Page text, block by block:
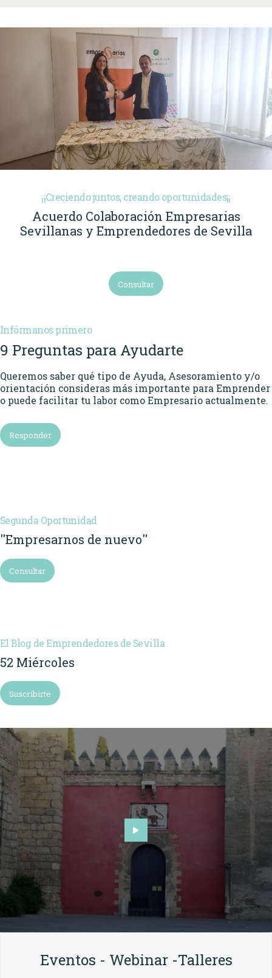
¡¡Creciendo juntos, creando oportunidades¡¡
Acuerdo Colaboración Empresarias
Sevillanas y Emprendedores de Sevilla
Consultar
Infórmanos primero
9 Preguntas para Ayudarte
Queremos saber qué tipo de Ayuda, Asesoramiento y/o
orientación consideras más importante para Emprender
o puede facilitar tu labor como Empresario actualmente.
Responder
Segunda Oportunidad
''Empresarnos de nuevo''
Consultar
El Blog de Emprendedores de Sevilla
52 Miércoles
Suscribirte
Eventos - Webinar -Talleres